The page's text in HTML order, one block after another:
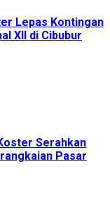
Lepas Kontingan
XII di Cibubur
Serahkan
Pasar